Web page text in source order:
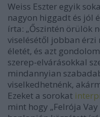
Weiss Eszter egyik
nagyon higgadt és jól
írta: „Őszintén örülök
viselésétől jobban érzi
életét, és azt
szerep-elvárásokkal
mindannyian
viselkedhetnénk,
Ezeket a sorokat
mint hogy „Felrója